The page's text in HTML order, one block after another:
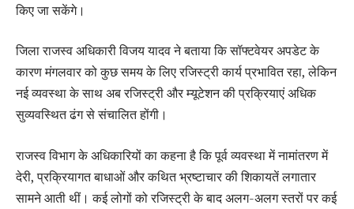
किए जा सकेंगे।
जिला राजस्व अधिकारी विजय यादव ने बताया कि सॉफ्टवेयर अपडेट के
कारण मंगलवार को कुछ समय के लिए रजिस्ट्री कार्य प्रभावित रहा, लेकिन
नई व्यवस्था के साथ अब रजिस्ट्री और म्यूटेशन की प्रक्रियाएं अधिक
सुव्यवस्थित ढंग से संचालित होंगी।
राजस्व विभाग के अधिकारियों का कहना है कि पूर्व व्यवस्था में नामांतरण में
देरी, प्रक्रियागत बाधाओं और कथित भ्रष्टाचार की शिकायतें लगातार
सामने आती थीं। कई लोगों को रजिस्ट्री के बाद अलग-अलग स्तरों पर कई